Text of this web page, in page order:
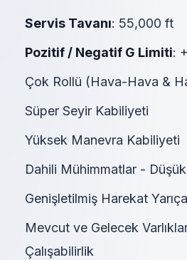
Servis Tavanı: 55,000 ft
Pozitif / Negatif G Limiti:
Çok Rollü (Hava-Hava &
Süper Seyir Kabiliyeti
Yüksek Manevra Kabiliyeti
Dahili Mühimmatlar -
Genişletilmiş Harekat
Mevcut ve Gelecek
Çalışabilirlik